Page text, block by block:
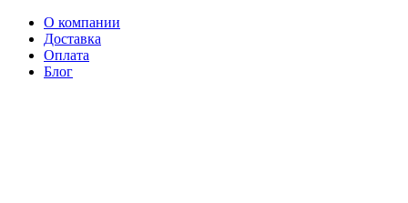
О компании
Доставка
Оплата
Блог